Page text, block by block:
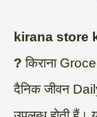
a
t
l
kirana store
? किराना
दैनिक जीवन